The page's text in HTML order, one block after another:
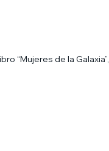
“Mujeres de la Galaxia”,